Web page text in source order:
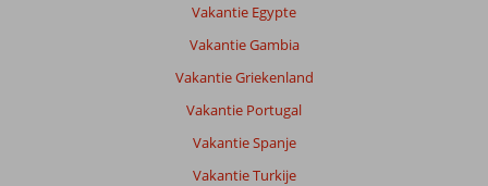
Vakantie Egypte
Vakantie Gambia
Vakantie Griekenland
Vakantie Portugal
Vakantie Spanje
Vakantie Turkije